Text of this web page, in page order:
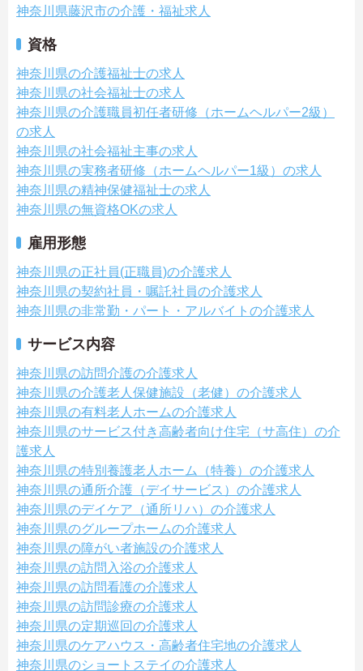
神奈川県藤沢市の介護・福祉求人
資格
神奈川県の介護福祉士の求人
神奈川県の社会福祉士の求人
神奈川県の介護職員初任者研修（ホームヘルパー2級）
の求人
神奈川県の社会福祉主事の求人
神奈川県の実務者研修（ホームヘルパー1級）の求人
神奈川県の精神保健福祉士の求人
神奈川県の無資格OKの求人
雇用形態
神奈川県の正社員(正職員)の介護求人
神奈川県の契約社員・嘱託社員の介護求人
神奈川県の非常勤・パート・アルバイトの介護求人
サービス内容
神奈川県の訪問介護の介護求人
神奈川県の介護老人保健施設（老健）の介護求人
神奈川県の有料老人ホームの介護求人
神奈川県のサービス付き高齢者向け住宅（サ高住）の介
護求人
神奈川県の特別養護老人ホーム（特養）の介護求人
神奈川県の通所介護（デイサービス）の介護求人
神奈川県のデイケア（通所リハ）の介護求人
神奈川県のグループホームの介護求人
神奈川県の障がい者施設の介護求人
神奈川県の訪問入浴の介護求人
神奈川県の訪問看護の介護求人
神奈川県の訪問診療の介護求人
神奈川県の定期巡回の介護求人
神奈川県のケアハウス・高齢者住宅地の介護求人
神奈川県のショートステイの介護求人